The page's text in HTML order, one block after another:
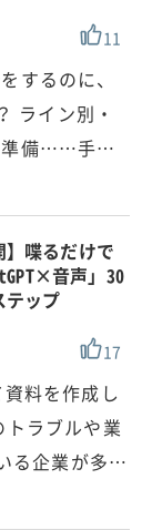
11
するのに、
ライン別・
準備……手…
】喋るだけで
音声」30
ップ
17
料を作成し
ラブルや業
る企業が多…